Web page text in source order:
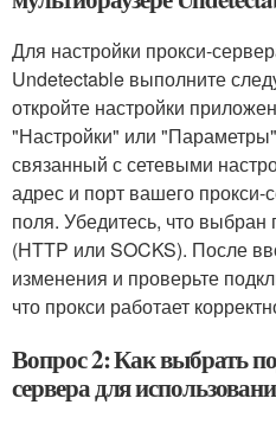
Для настройки прокси-
Undetectable выполните
откройте настройки
"Настройки" или
связанный с сетевыми
адрес и порт вашего
поля. Убедитесь, что
(HTTP или SOCKS). После
изменения и проверьте
что прокси работает
Вопрос 2: Как выбрать
сервера для